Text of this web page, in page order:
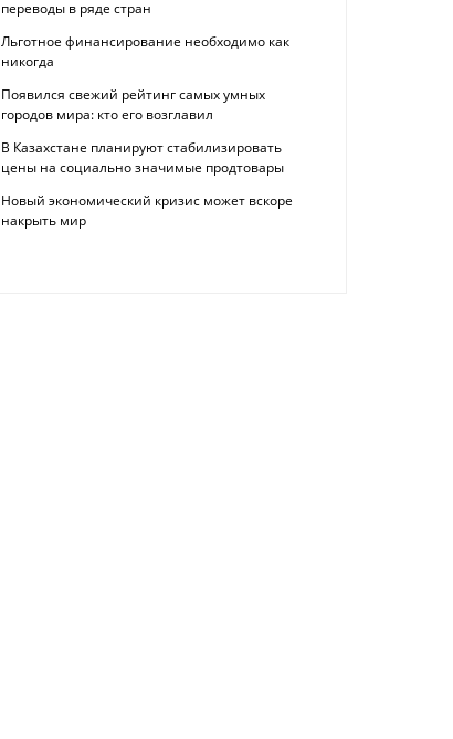
переводы в ряде стран
Льготное финансирование необходимо как
никогда
Появился свежий рейтинг самых умных
городов мира: кто его возглавил
В Казахстане планируют стабилизировать
цены на социально значимые продтовары
Новый экономический кризис может вскоре
накрыть мир